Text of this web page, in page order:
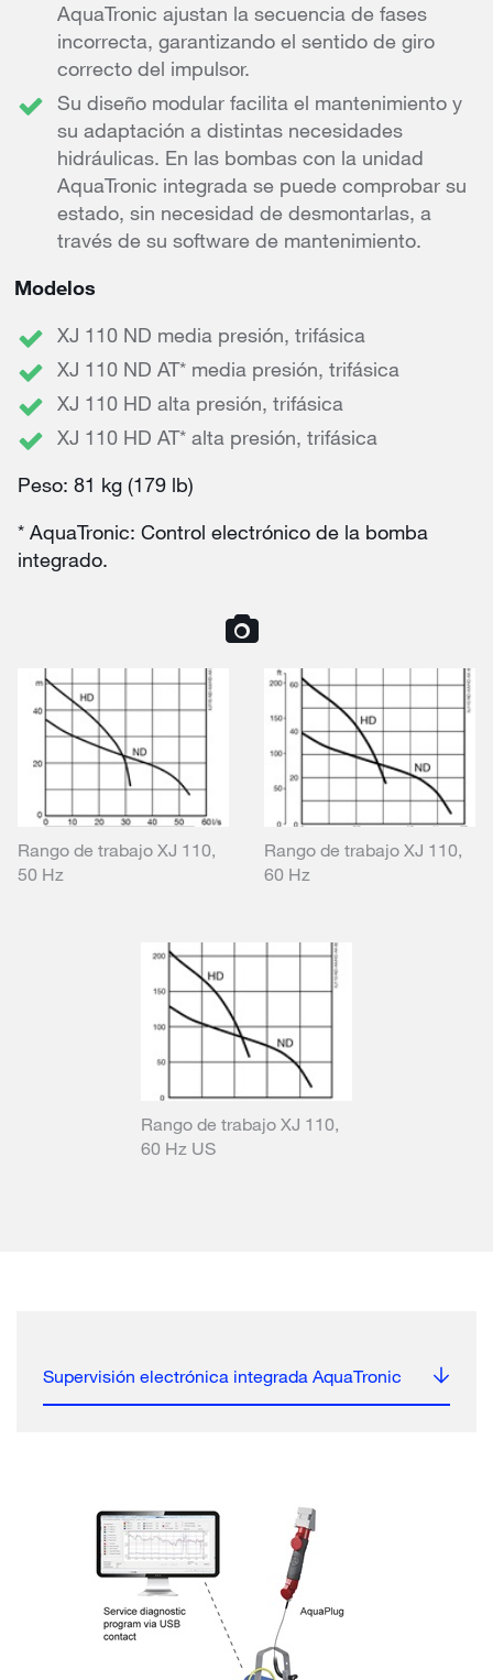
AquaTronic ajustan la secuencia de fases
incorrecta, garantizando el sentido de giro
correcto del impulsor.
Su diseño modular facilita el mantenimiento y
su adaptación a distintas necesidades
hidráulicas. En las bombas con la unidad
AquaTronic integrada se puede comprobar su
estado, sin necesidad de desmontarlas, a
través de su software de mantenimiento.
Modelos
XJ 110 ND media presión, trifásica
XJ 110 ND AT* media presión, trifásica
XJ 110 HD alta presión, trifásica
XJ 110 HD AT* alta presión, trifásica
Peso: 81 kg (179 lb)
* AquaTronic: Control electrónico de la bomba
integrado.
Rango de trabajo XJ 110,
50 Hz
Rango de trabajo XJ 110,
60 Hz
Rango de trabajo XJ 110,
60 Hz US
Supervisión electrónica integrada AquaTronic